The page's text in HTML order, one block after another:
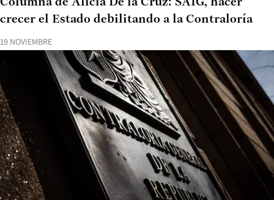
19 NOVIEMBRE
Columna de Alicia De la Cruz: SAIG, hacer
crecer el Estado debilitando a la Contraloría